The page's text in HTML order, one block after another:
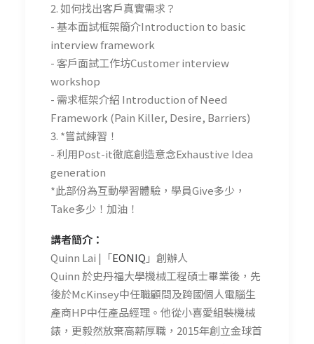
2. 如何找出客戶真實需求？
- 基本面試框架簡介Introduction to basic
interview framework
- 客戶面試工作坊Customer interview
workshop
- 需求框架介紹 Introduction of Need
Framework (Pain Killer, Desire, Barriers)
3. *嘗試練習！
- 利用Post-it徹底創造意念Exhaustive Idea
generation
*此部份為互動學習體驗，學員Give多少，
Take多少！加油！
講者簡介：
Quinn Lai |「EONIQ 」創辦人
Quinn 於史丹福大學機械工程碩士畢業後，先
後於McKinsey中任職顧問及跨國個人電腦生
產商HP中任產品經理。他從小喜愛組裝機械
錶，更毅然放棄高薪厚職，2015年創立金球首